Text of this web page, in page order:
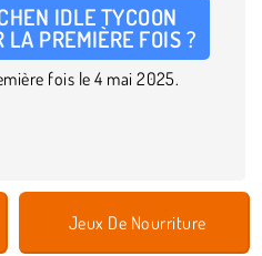
IDLE TYCOON
PREMIÈRE FOIS ?
fois le 4 mai 2025.
Jeux De Nourriture